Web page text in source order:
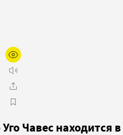
Чавес находится в